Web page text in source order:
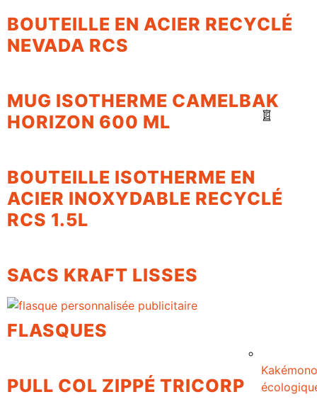
Kakémono
BOUTEILLE EN ACIER RECYCLÉ
NEVADA RCS
MUG ISOTHERME CAMELBAK
HORIZON 600 ML
BOUTEILLE ISOTHERME EN
ACIER INOXYDABLE RECYCLÉ
RCS 1.5L
SACS KRAFT LISSES
FLASQUES
PULL COL ZIPPÉ TRICORP